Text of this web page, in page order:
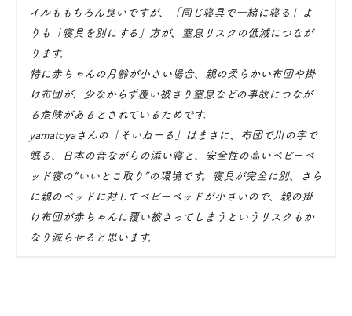
イルももちろん良いですが、「同じ寝具で一緒に寝る」よ
りも「寝具を別にする」方が、窒息リスクの低減につなが
ります。
特に赤ちゃんの月齢が小さい場合、親の柔らかい布団や掛
け布団が、少なからず覆い被さり窒息などの事故につなが
る危険があるとされているためです。
yamatoyaさんの「そいねーる」はまさに、布団で川の字で
眠る、日本の昔ながらの添い寝と、安全性の高いベビーベ
ッド寝の“いいとこ取り”の環境です。寝具が完全に別、さら
に親のベッドに対してベビーベッドが小さいので、親の掛
け布団が赤ちゃんに覆い被さってしまうというリスクもか
なり減らせると思います。